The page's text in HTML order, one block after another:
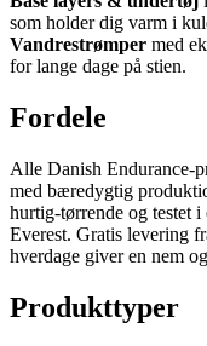
som holder dig varm i
Vandrestrømper med
for lange dage på stien.
Fordele
Alle Danish
med bæredygtig
hurtig‑tørrende og testet
Everest. Gratis levering
hverdage giver en nem
Produkttyper